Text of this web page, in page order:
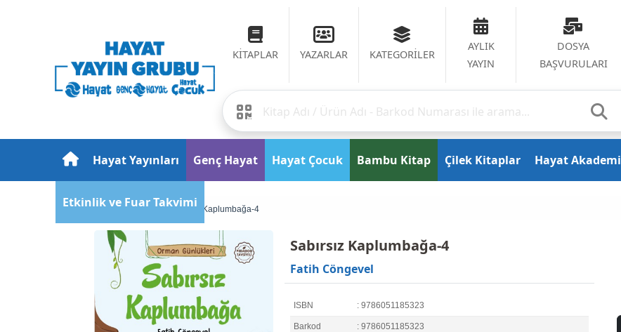
KİTAPLAR YAZARLAR KATEGORİLER
AYLIK
YAYIN
DOSYA
BAŞVURULARI
Hayat Yayınları Genç Hayat Hayat Çocuk Bambu Kitap Çilek Kitaplar Hayat Akademi
Etkinlik ve Fuar Takvimi
Anasayfa Sabırsız Kaplumbağa-4
Sabırsız Kaplumbağa-4
Fatih Cöngevel
ISBN : 9786051185323
Barkod : 9786051185323